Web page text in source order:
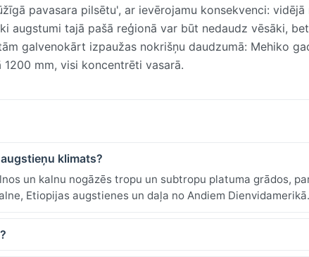
pavasara pilsētu', ar ievērojamu konsekvenci:
augstumi tajā pašā reģionā var būt nedaudz vēsāki,
galvenokārt izpaužas nokrišņu daudzumā: Mehiko
mm, visi koncentrēti vasarā.
klimats?
un kalnu nogāzēs tropu un subtropu platuma grādos,
Etiopijas augstienes un daļa no Andiem Dienvidamerikā.